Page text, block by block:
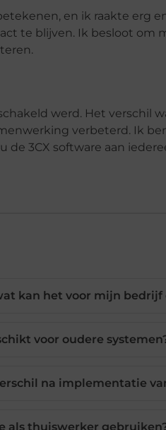
en ik raakte erg
te blijven. Ik besloot om
werd. Het verschil
verbeterd. Ik
3CX software aan
kan het voor mijn bedrijf
voor oudere
na implementatie
als thuiswerker